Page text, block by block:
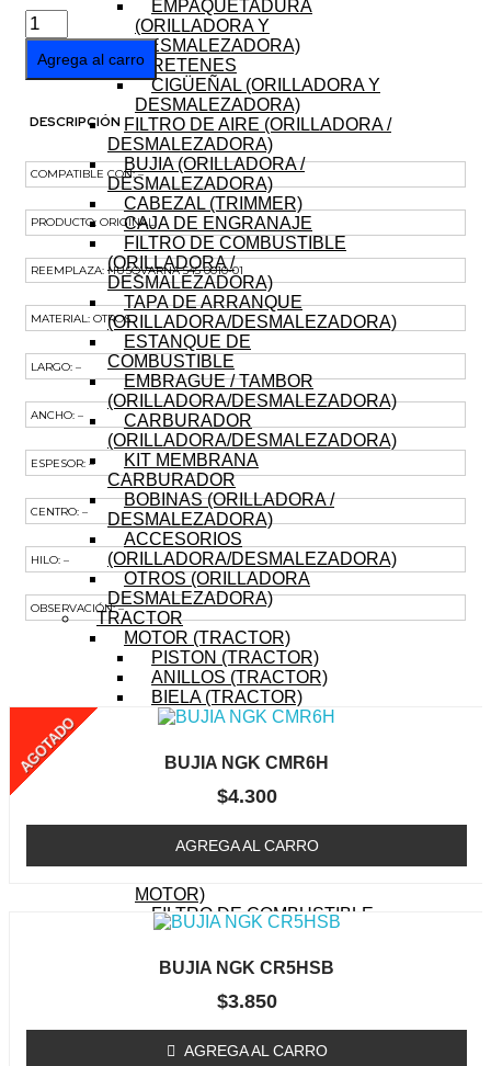
EMPAQUETADURA
(ORILLADORA Y
DESMALEZADORA)
RETENES
CIGÜEÑAL (ORILLADORA Y
DESMALEZADORA)
FILTRO DE AIRE (ORILLADORA /
DESMALEZADORA)
BUJIA (ORILLADORA /
DESMALEZADORA)
CABEZAL (TRIMMER)
CAJA DE ENGRANAJE
FILTRO DE COMBUSTIBLE
(ORILLADORA /
DESMALEZADORA)
TAPA DE ARRANQUE
(ORILLADORA/DESMALEZADORA)
ESTANQUE DE
COMBUSTIBLE
EMBRAGUE / TAMBOR
(ORILLADORA/DESMALEZADORA)
CARBURADOR
(ORILLADORA/DESMALEZADORA)
KIT MEMBRANA
CARBURADOR
BOBINAS (ORILLADORA /
DESMALEZADORA)
ACCESORIOS
(ORILLADORA/DESMALEZADORA)
OTROS (ORILLADORA
DESMALEZADORA)
TRACTOR
MOTOR (TRACTOR)
PISTON (TRACTOR)
ANILLOS (TRACTOR)
BIELA (TRACTOR)
MOTOR DE PARTIDA
EJE DE LEVAS
EMPAQUETADURAS
CABURADOR (TRACTOR)
MOTOR)
FILTRO DE COMBUSTIBLE
(TRACTOR)
(TRACTOR)
FILTRO DE AIRE (TRACTOR)
BUJIA (TRACTOR)
CUCHILLOS
CORREA (TRACTOR)
CILINDRO
COMPLETO
DESMALEZADORA
cantidad
Agrega al carro
DESCRIPCIÓN
COMPATIBLE CON: –
PRODUCTO: ORIGINAL
REEMPLAZA: HUSQVARNA 545 0010-01
MATERIAL: OTROS
LARGO: –
ANCHO: –
ESPESOR: –
CENTRO: –
HILO: –
OBSERVACIÓN: –
Te Podría Interesar
BUJIA NGK CMR6H
AGOTADO
$4.300
AGREGA AL CARRO
BUJIA NGK CR5HSB
$3.850
AGREGA AL CARRO